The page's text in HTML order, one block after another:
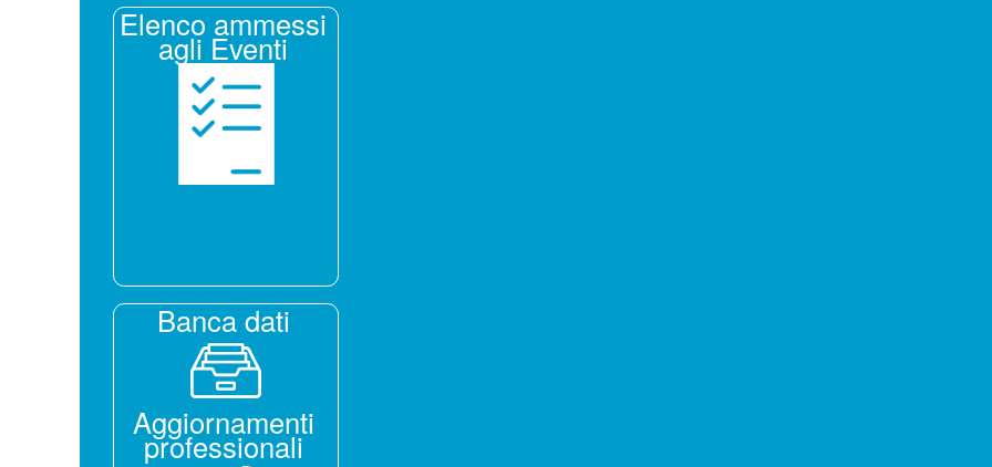
Elenco ammessi
agli Eventi
Banca dati
Aggiornamenti
professionali